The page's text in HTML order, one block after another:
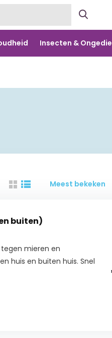
Insecten &
Meest bekeken
buiten)
tegen mieren en
huis en buiten huis. Snel